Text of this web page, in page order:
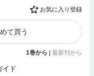
お気に入り登録
て買う
1巻から 最新刊から
イド